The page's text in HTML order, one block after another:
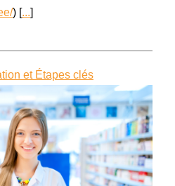
) [...]
et Étapes clés